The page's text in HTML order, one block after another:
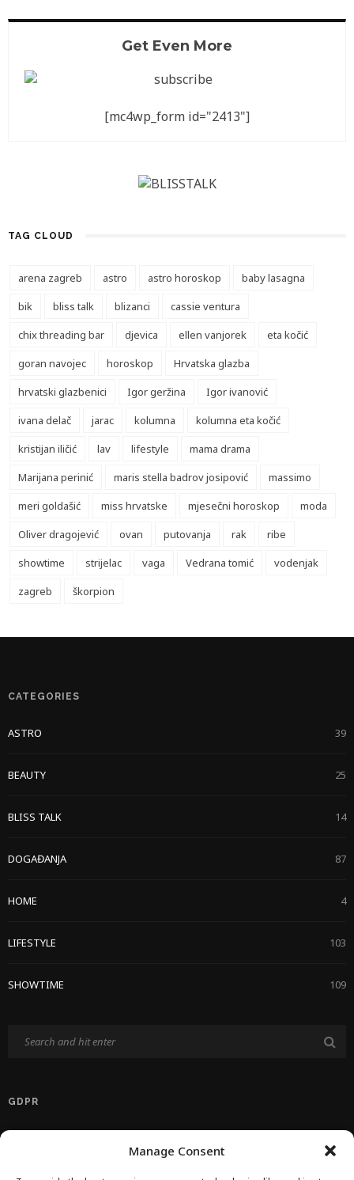
Manage Consent
Get Even More
[mc4wp_form id="2413"]
TAG CLOUD
arena zagreb astro astro horoskop
baby lasagna
bik
bliss talk blizanci
cassie ventura
chix threading bar
djevica ellen vanjorek
eta kočić
goran navojec
horoskop
Hrvatska glazba
hrvatski glazbenici
Igor geržina
Igor ivanović
ivana delač
jarac kolumna
kolumna eta kočić
kristijan iličić
lav lifestyle
mama drama
Marijana perinić
maris stella badrov josipović
massimo
meri goldašić
miss hrvatske mjesečni horoskop
moda
Oliver dragojević
ovan putovanja rak
ribe
showtime
strijelac vaga Vedrana tomić
vodenjak
zagreb
škorpion
CATEGORIES
ASTRO 39
BEAUTY 25
BLISS TALK 14
DOGAĐANJA 87
HOME 4
LIFESTYLE 103
SHOWTIME 109
GDPR